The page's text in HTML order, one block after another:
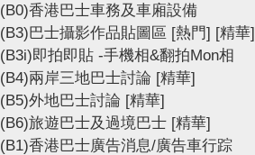
(B0)香港巴士車務及車廂設備
(B3)巴士攝影作品貼圖區 [熱門] [精華]
(B3i)即拍即貼 -手機相&翻拍Mon相
(B4)兩岸三地巴士討論 [精華]
(B5)外地巴士討論 [精華]
(B6)旅遊巴士及過境巴士 [精華]
(B1)香港巴士廣告消息/廣告車行踪